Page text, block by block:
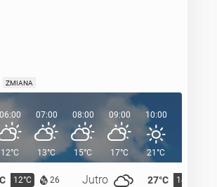
ZMIANA
12°C 26 Jutro 27°C 14°C
06:00
12°C
07:00
13°C
08:00
15°C
09:00
17°C
10:00
21°C